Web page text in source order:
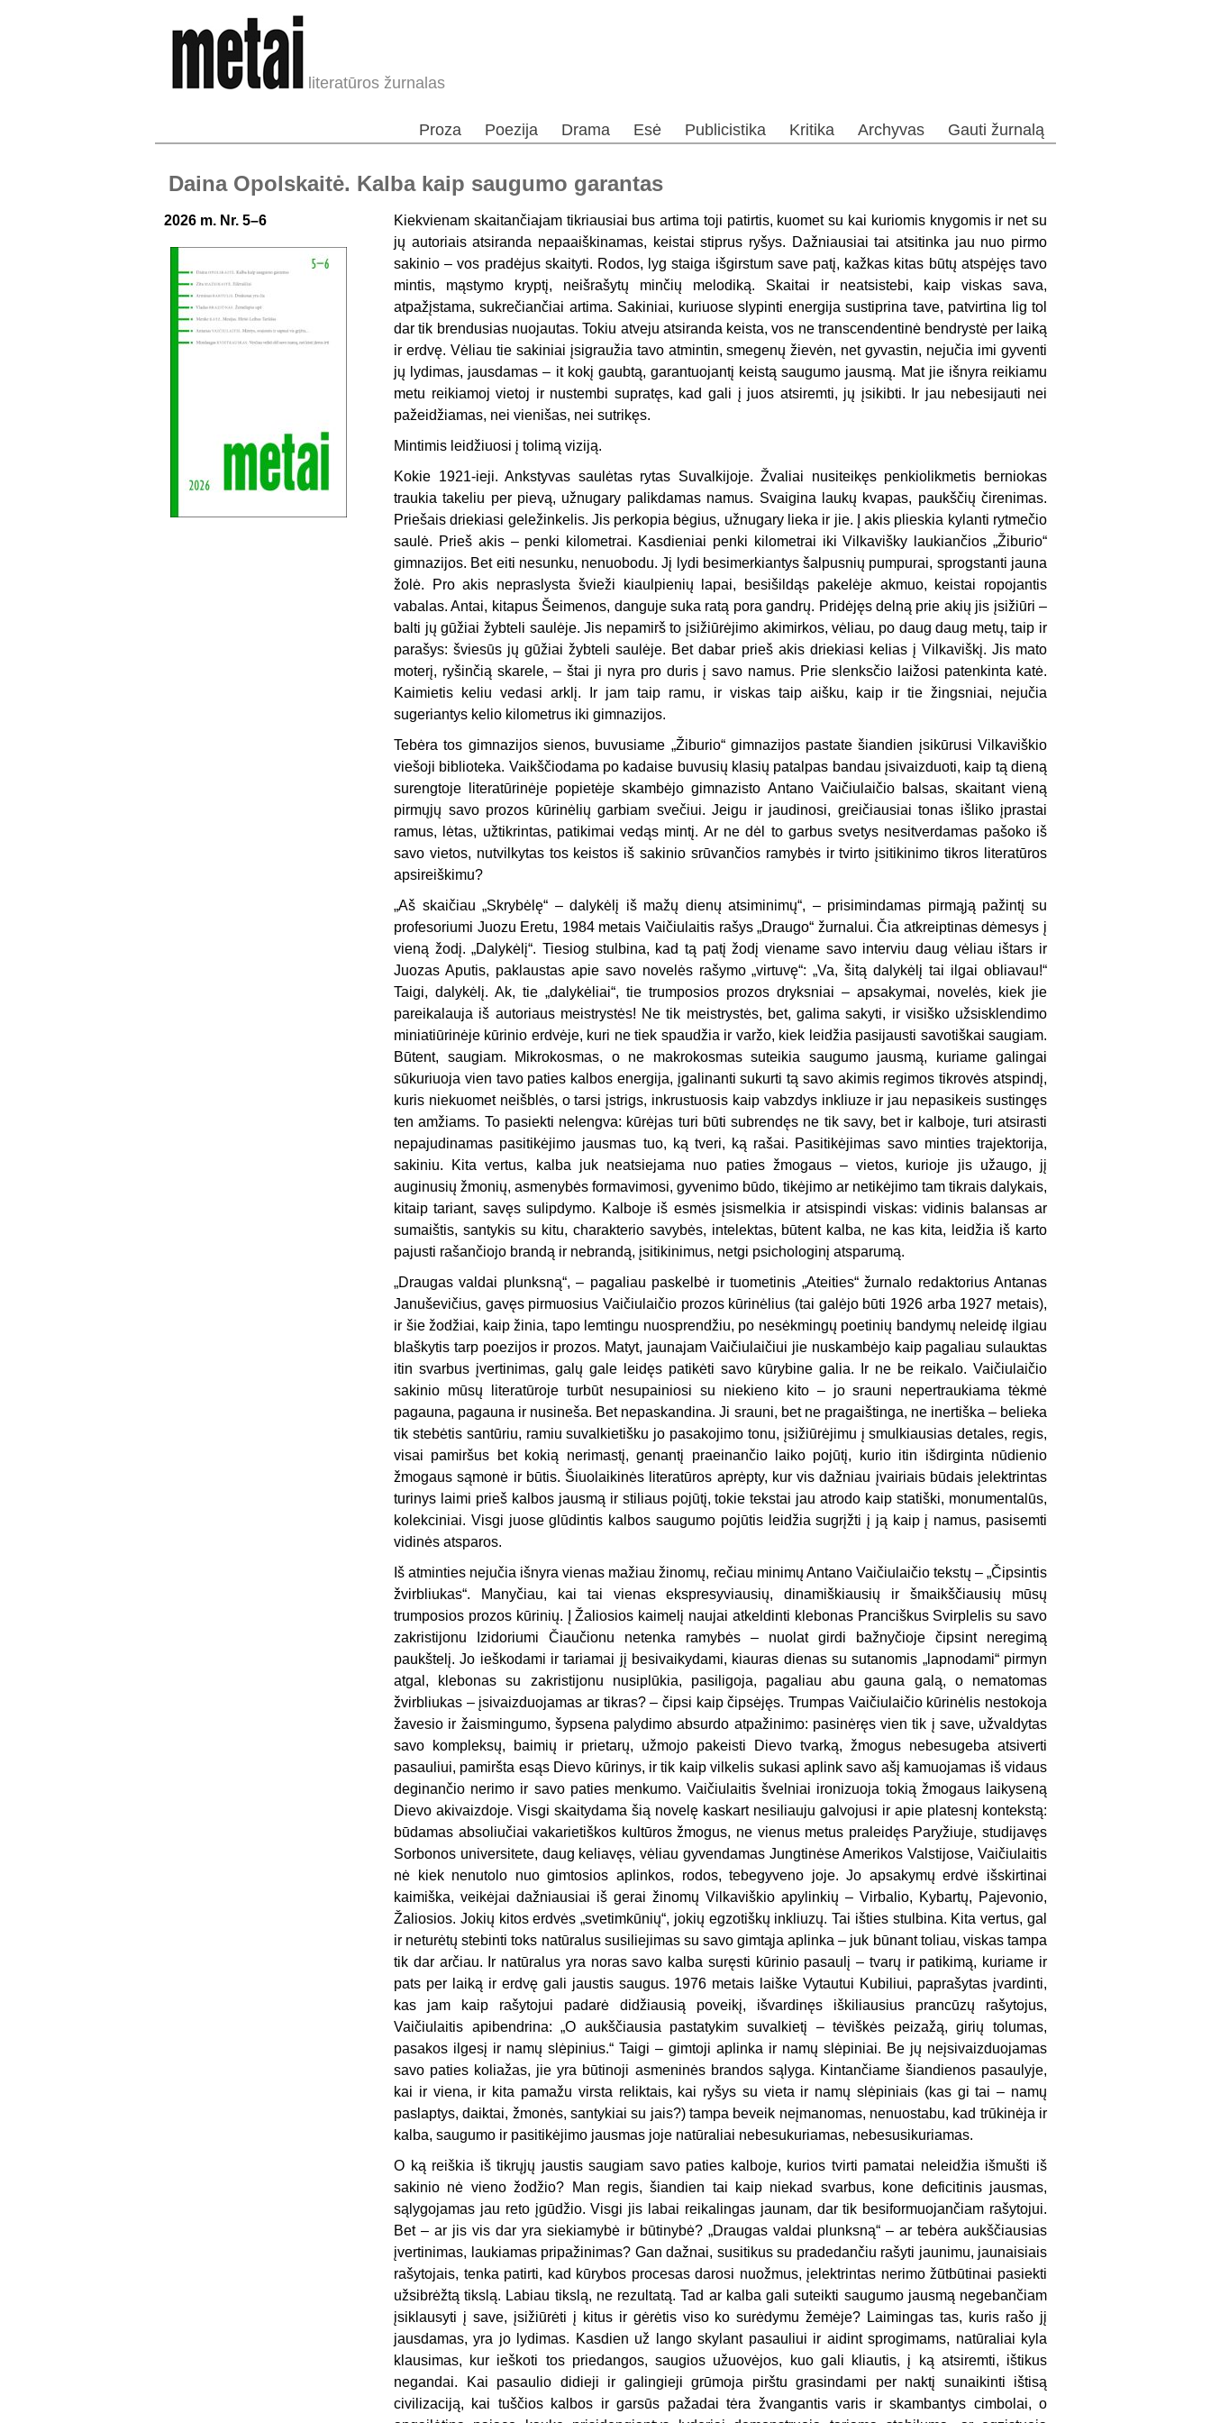
literatūros žurnalas
Proza Poezija Drama Esė Publicistika Kritika Archyvas Gauti žurnalą
Daina Opolskaitė. Kalba kaip saugumo garantas
2026 m. Nr. 5–6
Kiekvienam skaitančiajam tikriausiai bus artima toji patirtis, kuomet su kai kuriomis knygomis ir net su
jų autoriais atsiranda nepaaiškinamas, keistai stiprus ryšys. Dažniausiai tai atsitinka jau nuo pirmo
sakinio – vos pradėjus skaityti. Rodos, lyg staiga išgirstum save patį, kažkas kitas būtų atspėjęs tavo
mintis, mąstymo kryptį, neišrašytų minčių melodiką. Skaitai ir neatsistebi, kaip viskas sava,
atpažįstama, sukrečiančiai artima. Sakiniai, kuriuose slypinti energija sustiprina tave, patvirtina lig tol
dar tik brendusias nuojautas. Tokiu atveju atsiranda keista, vos ne transcendentinė bendrystė per laiką
ir erdvę. Vėliau tie sakiniai įsigraužia tavo atmintin, smegenų žievėn, net gyvastin, nejučia imi gyventi
jų lydimas, jausdamas – it kokį gaubtą, garantuojantį keistą saugumo jausmą. Mat jie išnyra reikiamu
metu reikiamoj vietoj ir nustembi supratęs, kad gali į juos atsiremti, jų įsikibti. Ir jau nebesijauti nei
pažeidžiamas, nei vienišas, nei sutrikęs.
Mintimis leidžiuosi į tolimą viziją.
Kokie 1921-ieji. Ankstyvas saulėtas rytas Suvalkijoje. Žvaliai nusiteikęs penkiolikmetis berniokas
traukia takeliu per pievą, užnugary palikdamas namus. Svaigina laukų kvapas, paukščių čirenimas.
Priešais driekiasi geležinkelis. Jis perkopia bėgius, užnugary lieka ir jie. Į akis plieskia kylanti rytmečio
saulė. Prieš akis – penki kilometrai. Kasdieniai penki kilometrai iki Vilkavišky laukiančios „Žiburio“
gimnazijos. Bet eiti nesunku, nenuobodu. Jį lydi besimerkiantys šalpusnių pumpurai, sprogstanti jauna
žolė. Pro akis nepraslysta švieži kiaulpienių lapai, besišildąs pakelėje akmuo, keistai ropojantis
vabalas. Antai, kitapus Šeimenos, danguje suka ratą pora gandrų. Pridėjęs delną prie akių jis įsižiūri –
balti jų gūžiai žybteli saulėje. Jis nepamirš to įsižiūrėjimo akimirkos, vėliau, po daug daug metų, taip ir
parašys: šviesūs jų gūžiai žybteli saulėje. Bet dabar prieš akis driekiasi kelias į Vilkaviškį. Jis mato
moterį, ryšinčią skarele, – štai ji nyra pro duris į savo namus. Prie slenksčio laižosi patenkinta katė.
Kaimietis keliu vedasi arklį. Ir jam taip ramu, ir viskas taip aišku, kaip ir tie žingsniai, nejučia
sugeriantys kelio kilometrus iki gimnazijos.
Tebėra tos gimnazijos sienos, buvusiame „Žiburio“ gimnazijos pastate šiandien įsikūrusi Vilkaviškio
viešoji biblioteka. Vaikščiodama po kadaise buvusių klasių patalpas bandau įsivaizduoti, kaip tą dieną
surengtoje literatūrinėje popietėje skambėjo gimnazisto Antano Vaičiulaičio balsas, skaitant vieną
pirmųjų savo prozos kūrinėlių garbiam svečiui. Jeigu ir jaudinosi, greičiausiai tonas išliko įprastai
ramus, lėtas, užtikrintas, patikimai vedąs mintį. Ar ne dėl to garbus svetys nesitverdamas pašoko iš
savo vietos, nutvilkytas tos keistos iš sakinio srūvančios ramybės ir tvirto įsitikinimo tikros literatūros
apsireiškimu?
„Aš skaičiau „Skrybėlę“ – dalykėlį iš mažų dienų atsiminimų“, – prisimindamas pirmąją pažintį su
profesoriumi Juozu Eretu, 1984 metais Vaičiulaitis rašys „Draugo“ žurnalui. Čia atkreiptinas dėmesys į
vieną žodį. „Dalykėlį“. Tiesiog stulbina, kad tą patį žodį viename savo interviu daug vėliau ištars ir
Juozas Aputis, paklaustas apie savo novelės rašymo „virtuvę“: „Va, šitą dalykėlį tai ilgai obliavau!“
Taigi, dalykėlį. Ak, tie „dalykėliai“, tie trumposios prozos dryksniai – apsakymai, novelės, kiek jie
pareikalauja iš autoriaus meistrystės! Ne tik meistrystės, bet, galima sakyti, ir visiško užsisklendimo
miniatiūrinėje kūrinio erdvėje, kuri ne tiek spaudžia ir varžo, kiek leidžia pasijausti savotiškai saugiam.
Būtent, saugiam. Mikrokosmas, o ne makrokosmas suteikia saugumo jausmą, kuriame galingai
sūkuriuoja vien tavo paties kalbos energija, įgalinanti sukurti tą savo akimis regimos tikrovės atspindį,
kuris niekuomet neišblės, o tarsi įstrigs, inkrustuosis kaip vabzdys inkliuze ir jau nepasikeis sustingęs
ten amžiams. To pasiekti nelengva: kūrėjas turi būti subrendęs ne tik savy, bet ir kalboje, turi atsirasti
nepajudinamas pasitikėjimo jausmas tuo, ką tveri, ką rašai. Pasitikėjimas savo minties trajektorija,
sakiniu. Kita vertus, kalba juk neatsiejama nuo paties žmogaus – vietos, kurioje jis užaugo, jį
auginusių žmonių, asmenybės formavimosi, gyvenimo būdo, tikėjimo ar netikėjimo tam tikrais dalykais,
kitaip tariant, savęs sulipdymo. Kalboje iš esmės įsismelkia ir atsispindi viskas: vidinis balansas ar
sumaištis, santykis su kitu, charakterio savybės, intelektas, būtent kalba, ne kas kita, leidžia iš karto
pajusti rašančiojo brandą ir nebrandą, įsitikinimus, netgi psichologinį atsparumą.
„Draugas valdai plunksną“, – pagaliau paskelbė ir tuometinis „Ateities“ žurnalo redaktorius Antanas
Januševičius, gavęs pirmuosius Vaičiulaičio prozos kūrinėlius (tai galėjo būti 1926 arba 1927 metais),
ir šie žodžiai, kaip žinia, tapo lemtingu nuosprendžiu, po nesėkmingų poetinių bandymų neleidę ilgiau
blaškytis tarp poezijos ir prozos. Matyt, jaunajam Vaičiulaičiui jie nuskambėjo kaip pagaliau sulauktas
itin svarbus įvertinimas, galų gale leidęs patikėti savo kūrybine galia. Ir ne be reikalo. Vaičiulaičio
sakinio mūsų literatūroje turbūt nesupainiosi su niekieno kito – jo srauni nepertraukiama tėkmė
pagauna, pagauna ir nusineša. Bet nepaskandina. Ji srauni, bet ne pragaištinga, ne inertiška – belieka
tik stebėtis santūriu, ramiu suvalkietišku jo pasakojimo tonu, įsižiūrėjimu į smulkiausias detales, regis,
visai pamiršus bet kokią nerimastį, genantį praeinančio laiko pojūtį, kurio itin išdirginta nūdienio
žmogaus sąmonė ir būtis. Šiuolaikinės literatūros aprėpty, kur vis dažniau įvairiais būdais įelektrintas
turinys laimi prieš kalbos jausmą ir stiliaus pojūtį, tokie tekstai jau atrodo kaip statiški, monumentalūs,
kolekciniai. Visgi juose glūdintis kalbos saugumo pojūtis leidžia sugrįžti į ją kaip į namus, pasisemti
vidinės atsparos.
Iš atminties nejučia išnyra vienas mažiau žinomų, rečiau minimų Antano Vaičiulaičio tekstų – „Čipsintis
žvirbliukas“. Manyčiau, kai tai vienas ekspresyviausių, dinamiškiausių ir šmaikščiausių mūsų
trumposios prozos kūrinių. Į Žaliosios kaimelį naujai atkeldinti klebonas Pranciškus Svirplelis su savo
zakristijonu Izidoriumi Čiaučionu netenka ramybės – nuolat girdi bažnyčioje čipsint neregimą
paukštelį. Jo ieškodami ir tariamai jį besivaikydami, kiauras dienas su sutanomis „lapnodami“ pirmyn
atgal, klebonas su zakristijonu nusiplūkia, pasiligoja, pagaliau abu gauna galą, o nematomas
žvirbliukas – įsivaizduojamas ar tikras? – čipsi kaip čipsėjęs. Trumpas Vaičiulaičio kūrinėlis nestokoja
žavesio ir žaismingumo, šypsena palydimo absurdo atpažinimo: pasinėręs vien tik į save, užvaldytas
savo kompleksų, baimių ir prietarų, užmojo pakeisti Dievo tvarką, žmogus nebesugeba atsiverti
pasauliui, pamiršta esąs Dievo kūrinys, ir tik kaip vilkelis sukasi aplink savo ašį kamuojamas iš vidaus
deginančio nerimo ir savo paties menkumo. Vaičiulaitis švelniai ironizuoja tokią žmogaus laikyseną
Dievo akivaizdoje. Visgi skaitydama šią novelę kaskart nesiliauju galvojusi ir apie platesnį kontekstą:
būdamas absoliučiai vakarietiškos kultūros žmogus, ne vienus metus praleidęs Paryžiuje, studijavęs
Sorbonos universitete, daug keliavęs, vėliau gyvendamas Jungtinėse Amerikos Valstijose, Vaičiulaitis
nė kiek nenutolo nuo gimtosios aplinkos, rodos, tebegyveno joje. Jo apsakymų erdvė išskirtinai
kaimiška, veikėjai dažniausiai iš gerai žinomų Vilkaviškio apylinkių – Virbalio, Kybartų, Pajevonio,
Žaliosios. Jokių kitos erdvės „svetimkūnių“, jokių egzotiškų inkliuzų. Tai išties stulbina. Kita vertus, gal
ir neturėtų stebinti toks natūralus susiliejimas su savo gimtąja aplinka – juk būnant toliau, viskas tampa
tik dar arčiau. Ir natūralus yra noras savo kalba suręsti kūrinio pasaulį – tvarų ir patikimą, kuriame ir
pats per laiką ir erdvę gali jaustis saugus. 1976 metais laiške Vytautui Kubiliui, paprašytas įvardinti,
kas jam kaip rašytojui padarė didžiausią poveikį, išvardinęs iškiliausius prancūzų rašytojus,
Vaičiulaitis apibendrina: „O aukščiausia pastatykim suvalkietį – tėviškės peizažą, girių tolumas,
pasakos ilgesį ir namų slėpinius.“ Taigi – gimtoji aplinka ir namų slėpiniai. Be jų neįsivaizduojamas
savo paties koliažas, jie yra būtinoji asmeninės brandos sąlyga. Kintančiame šiandienos pasaulyje,
kai ir viena, ir kita pamažu virsta reliktais, kai ryšys su vieta ir namų slėpiniais (kas gi tai – namų
paslaptys, daiktai, žmonės, santykiai su jais?) tampa beveik neįmanomas, nenuostabu, kad trūkinėja ir
kalba, saugumo ir pasitikėjimo jausmas joje natūraliai nebesukuriamas, nebesusikuriamas.
O ką reiškia iš tikrųjų jaustis saugiam savo paties kalboje, kurios tvirti pamatai neleidžia išmušti iš
sakinio nė vieno žodžio? Man regis, šiandien tai kaip niekad svarbus, kone deficitinis jausmas,
sąlygojamas jau reto įgūdžio. Visgi jis labai reikalingas jaunam, dar tik besiformuojančiam rašytojui.
Bet – ar jis vis dar yra siekiamybė ir būtinybė? „Draugas valdai plunksną“ – ar tebėra aukščiausias
įvertinimas, laukiamas pripažinimas? Gan dažnai, susitikus su pradedančiu rašyti jaunimu, jaunaisiais
rašytojais, tenka patirti, kad kūrybos procesas darosi nuožmus, įelektrintas nerimo žūtbūtinai pasiekti
užsibrėžtą tikslą. Labiau tikslą, ne rezultatą. Tad ar kalba gali suteikti saugumo jausmą negebančiam
įsiklausyti į save, įsižiūrėti į kitus ir gėrėtis viso ko surėdymu žemėje? Laimingas tas, kuris rašo jį
jausdamas, yra jo lydimas. Kasdien už lango skylant pasauliui ir aidint sprogimams, natūraliai kyla
klausimas, kur ieškoti tos priedangos, saugios užuovėjos, kuo gali kliautis, į ką atsiremti, ištikus
negandai. Kai pasaulio didieji ir galingieji grūmoja pirštu grasindami per naktį sunaikinti ištisą
civilizaciją, kai tuščios kalbos ir garsūs pažadai tėra žvangantis varis ir skambantys cimbolai, o